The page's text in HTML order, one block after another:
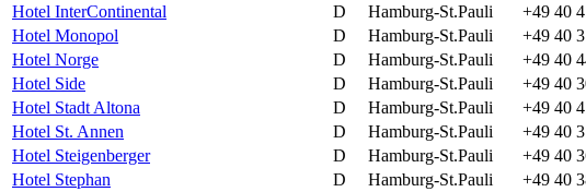
Hotel InterContinental
D Hamburg-St.Pauli
+49 40
Hotel Monopol
D Hamburg-St.Pauli
+49 40
Hotel Norge
D Hamburg-St.Pauli
+49 40
Hotel Side
D Hamburg-St.Pauli
+49 40
Hotel Stadt Altona
D Hamburg-St.Pauli
+49 40
Hotel St. Annen
D Hamburg-St.Pauli
+49 40
Hotel Steigenberger
D Hamburg-St.Pauli
+49 40
Hotel Stephan
D Hamburg-St.Pauli
+49 40